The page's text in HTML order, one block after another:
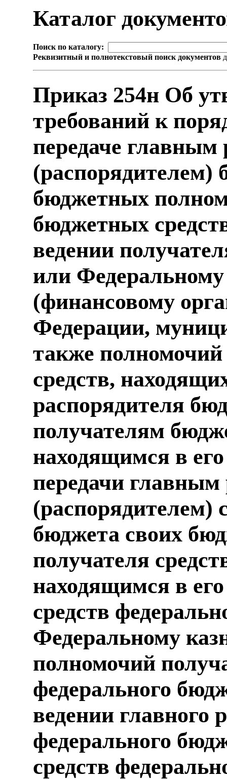
Каталог
Поиск по каталогу:
Реквизитный и полнотекстовый поиск документов
Приказ 254н Об
требований к
передаче главным
(распорядителем)
бюджетных
бюджетных
ведении
или Федеральному
(финансовому
Федерации,
также
средств,
распорядителя
получателям
находящимся в
передачи главным
(распорядителем)
бюджета своих
получателя
находящимся в
средств
Федеральному
полномочий
федерального
ведении главного
федерального
средств